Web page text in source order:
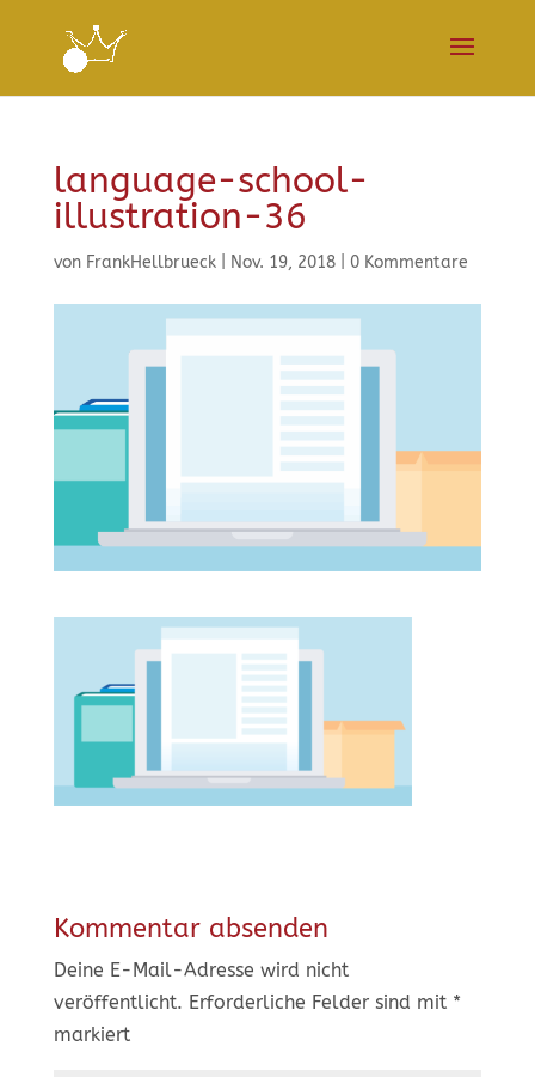
language-school-
illustration-36
von FrankHellbrueck| Nov. 19, 2018| 0 Kommentare
Kommentar absenden
Deine E-Mail-Adresse wird nicht
veröffentlicht. Erforderliche Felder sind mit *
markiert